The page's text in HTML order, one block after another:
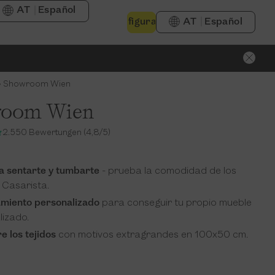
AT
Español
Configurador
AT Español
Showroom Wien
Wien
2.550 Bewertungen (4,8/5)
sentarte y tumbarte - prueba la comodidad de los
Casarista.
personalizado para conseguir tu propio mueble
los tejidos con motivos extragrandes en 100x50 cm.